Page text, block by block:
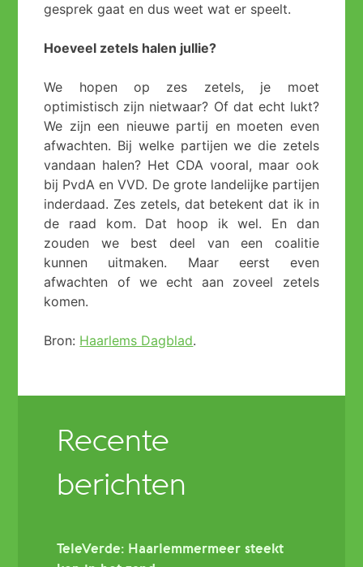
gesprek gaat en dus weet wat er speelt.
Hoeveel zetels halen jullie?
We hopen op zes zetels, je moet
optimistisch zijn nietwaar? Of dat echt lukt?
We zijn een nieuwe partij en moeten even
afwachten. Bij welke partijen we die zetels
vandaan halen? Het CDA vooral, maar ook
bij PvdA en VVD. De grote landelijke partijen
inderdaad. Zes zetels, dat betekent dat ik in
de raad kom. Dat hoop ik wel. En dan
zouden we best deel van een coalitie
kunnen uitmaken. Maar eerst even
afwachten of we echt aan zoveel zetels
komen.
Bron: Haarlems Dagblad.
Recente
berichten
TeleVerde: Haarlemmermeer steekt